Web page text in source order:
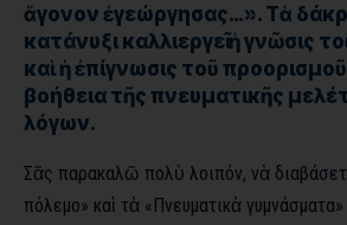
ἄγονον ἐγεώργησας…». Τὰ
κατάνυξι καλλιεργεῖ ἠ γνῶσις
καὶ ἡ ἐπίγνωσις τοῦ
βοήθεια τῆς πνευματικῆς
λόγων.
Σᾶς παρακαλῶ πολὺ λοιπόν, νὰ
πόλεμο» καὶ τὰ «Πνευματικὰ